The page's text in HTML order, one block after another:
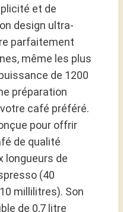
et de
design ultra-
parfaitement
même les plus
de 1200
préparation
café préféré.
pour offrir
de qualité
longueurs de
(40
millilitres). Son
de 0,7 litre